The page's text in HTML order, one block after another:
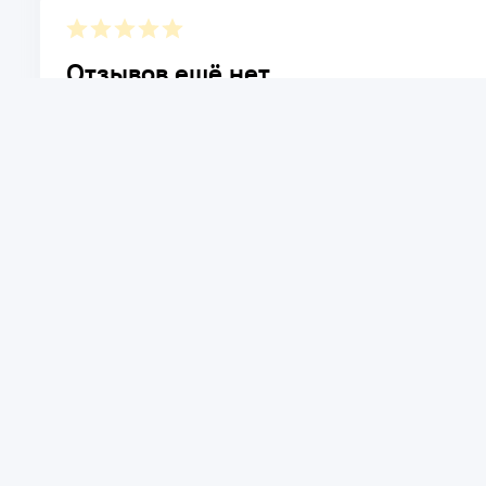
Отзывов ещё нет.